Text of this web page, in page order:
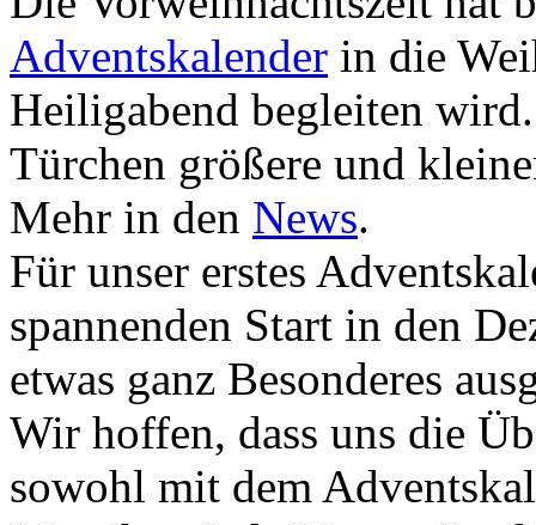
Adventskalender in die
Heiligabend begleiten
Türchen größere und
Mehr in den News.
Für unser erstes
spannenden Start in den
etwas ganz Besonderes
Wir hoffen, dass uns die
sowohl mit dem